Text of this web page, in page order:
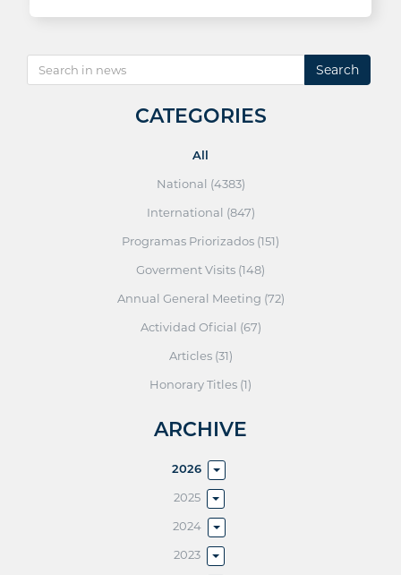
Search
CATEGORIES
All
National (4383)
International (847)
Programas Priorizados (151)
Goverment Visits (148)
Annual General Meeting (72)
Actividad Oficial (67)
Articles (31)
Honorary Titles (1)
ARCHIVE
2026
2025
2024
2023